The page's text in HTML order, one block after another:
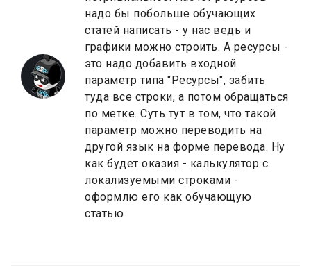
надо бы побольше обучающих
статей написать - у нас ведь и
графики можно строить. А ресурсы -
это надо добавить входной
параметр типа "Ресурсы", забить
туда все строки, а потом обращаться
по метке. Суть тут в том, что такой
параметр можно переводить на
другой язык на форме перевода. Ну
как будет оказия - калькулятор с
локализуемыми строками -
оформлю его как обучающую
статью